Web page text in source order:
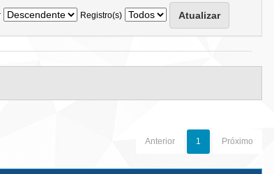
Registro(s)
Anterior 1 Próximo